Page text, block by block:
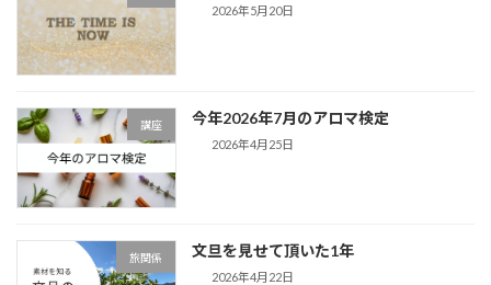
2026年5月20日
講座 今年2026年7月のアロマ検定
2026年4月25日
旅関係 文旦を見せて頂いた1年
2026年4月22日